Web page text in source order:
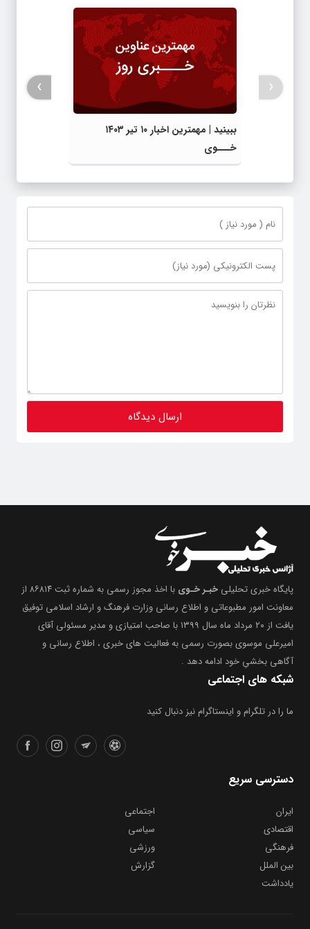
ببینید | مهمترین اخبار ۱۰ تیر ۱۴۰۳
خـــوی
‹
›
پایگاه خبری تحلیلی خبـر خـوی
با اخذ مجوز رسمی به شماره ثبت ۸۶۸۱۴ از
معاونت امور مطبوعاتی و اطلاع رسانی وزارت فرهنگ و ارشاد اسلامی توفیق
یافت از ۲۰ مرداد ماه سال ۱۳۹۹ با صاحب امتیازی و مدیر مسئولی آقای
امیرعلی موسوی بصورت رسمی به فعالیت های خبری ، اطلاع رسانی و
آگاهی بخشیِ خود ادامه دهد .
شبکه های اجتماعی
ما را در تلگرام و اینستاگرام نیز دنبال کنید
دسترسی سریع
ایران
اجتماعی
اقتصادی
سیاسی
فرهنگی
ورزشی
بین الملل
گزارش
یادداشت